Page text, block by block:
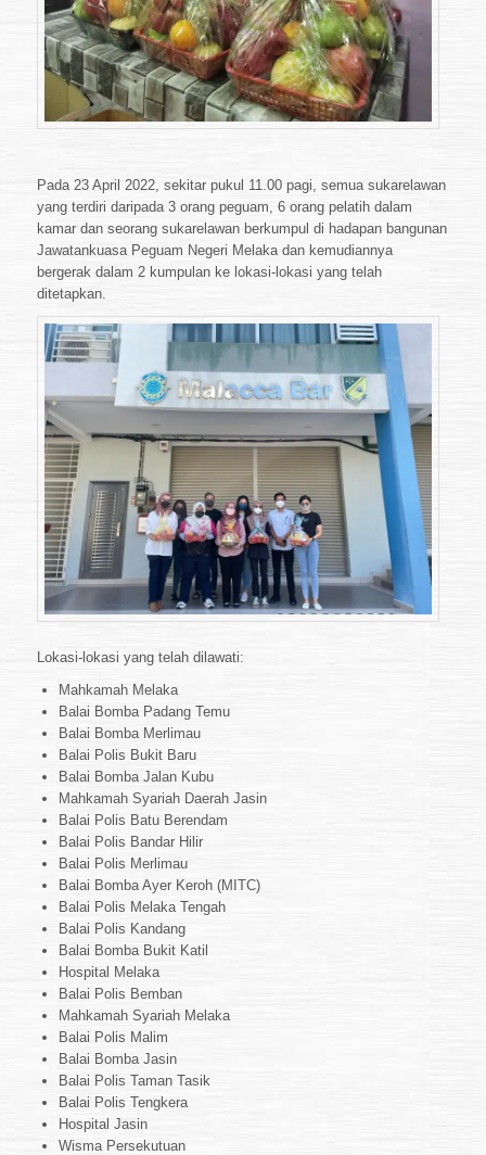
Pada 23 April 2022, sekitar pukul 11.00 pagi, semua sukarelawan
yang terdiri daripada 3 orang peguam, 6 orang pelatih dalam
kamar dan seorang sukarelawan berkumpul di hadapan bangunan
Jawatankuasa Peguam Negeri Melaka dan kemudiannya
bergerak dalam 2 kumpulan ke lokasi-lokasi yang telah
ditetapkan.
Lokasi-lokasi yang telah dilawati:
Mahkamah Melaka
Balai Bomba Padang Temu
Balai Bomba Merlimau
Balai Polis Bukit Baru
Balai Bomba Jalan Kubu
Mahkamah Syariah Daerah Jasin
Balai Polis Batu Berendam
Balai Polis Bandar Hilir
Balai Polis Merlimau
Balai Bomba Ayer Keroh (MITC)
Balai Polis Melaka Tengah
Balai Polis Kandang
Balai Bomba Bukit Katil
Hospital Melaka
Balai Polis Bemban
Mahkamah Syariah Melaka
Balai Polis Malim
Balai Bomba Jasin
Balai Polis Taman Tasik
Balai Polis Tengkera
Hospital Jasin
Wisma Persekutuan